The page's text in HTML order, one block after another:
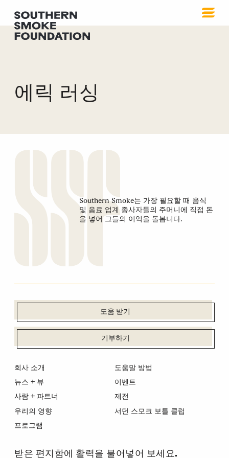
에릭 러싱
Southern Smoke는 가장 필요할 때 음식
및 음료 업계 종사자들의 주머니에 직접 돈
을 넣어 그들의 이익을 돌봅니다.
도움 받기
기부하기
회사 소개
뉴스 + 뷰
사람 + 파트너
우리의 영향
프로그램
도움말 방법
이벤트
제전
서던 스모크 보틀 클럽
받은 편지함에 활력을 불어넣어 보세요.